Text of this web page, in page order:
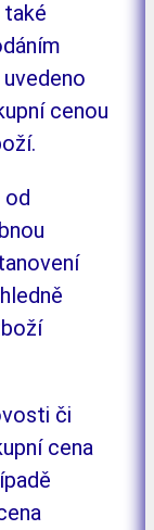
cenou
či
cena